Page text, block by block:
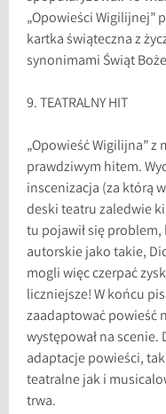
„Opowieści Wigilijnej”
kartka świąteczna z
synonimami Świąt
9. TEATRALNY HIT
„Opowieść Wigilijna” z
prawdziwym hitem.
inscenizacja (za którą
deski teatru zaledwie
tu pojawił się problem,
autorskie jako takie,
mogli więc czerpać
liczniejsze! W końcu
zaadaptować powieść
występował na
adaptacje powieści,
teatralne jak i
trwa.